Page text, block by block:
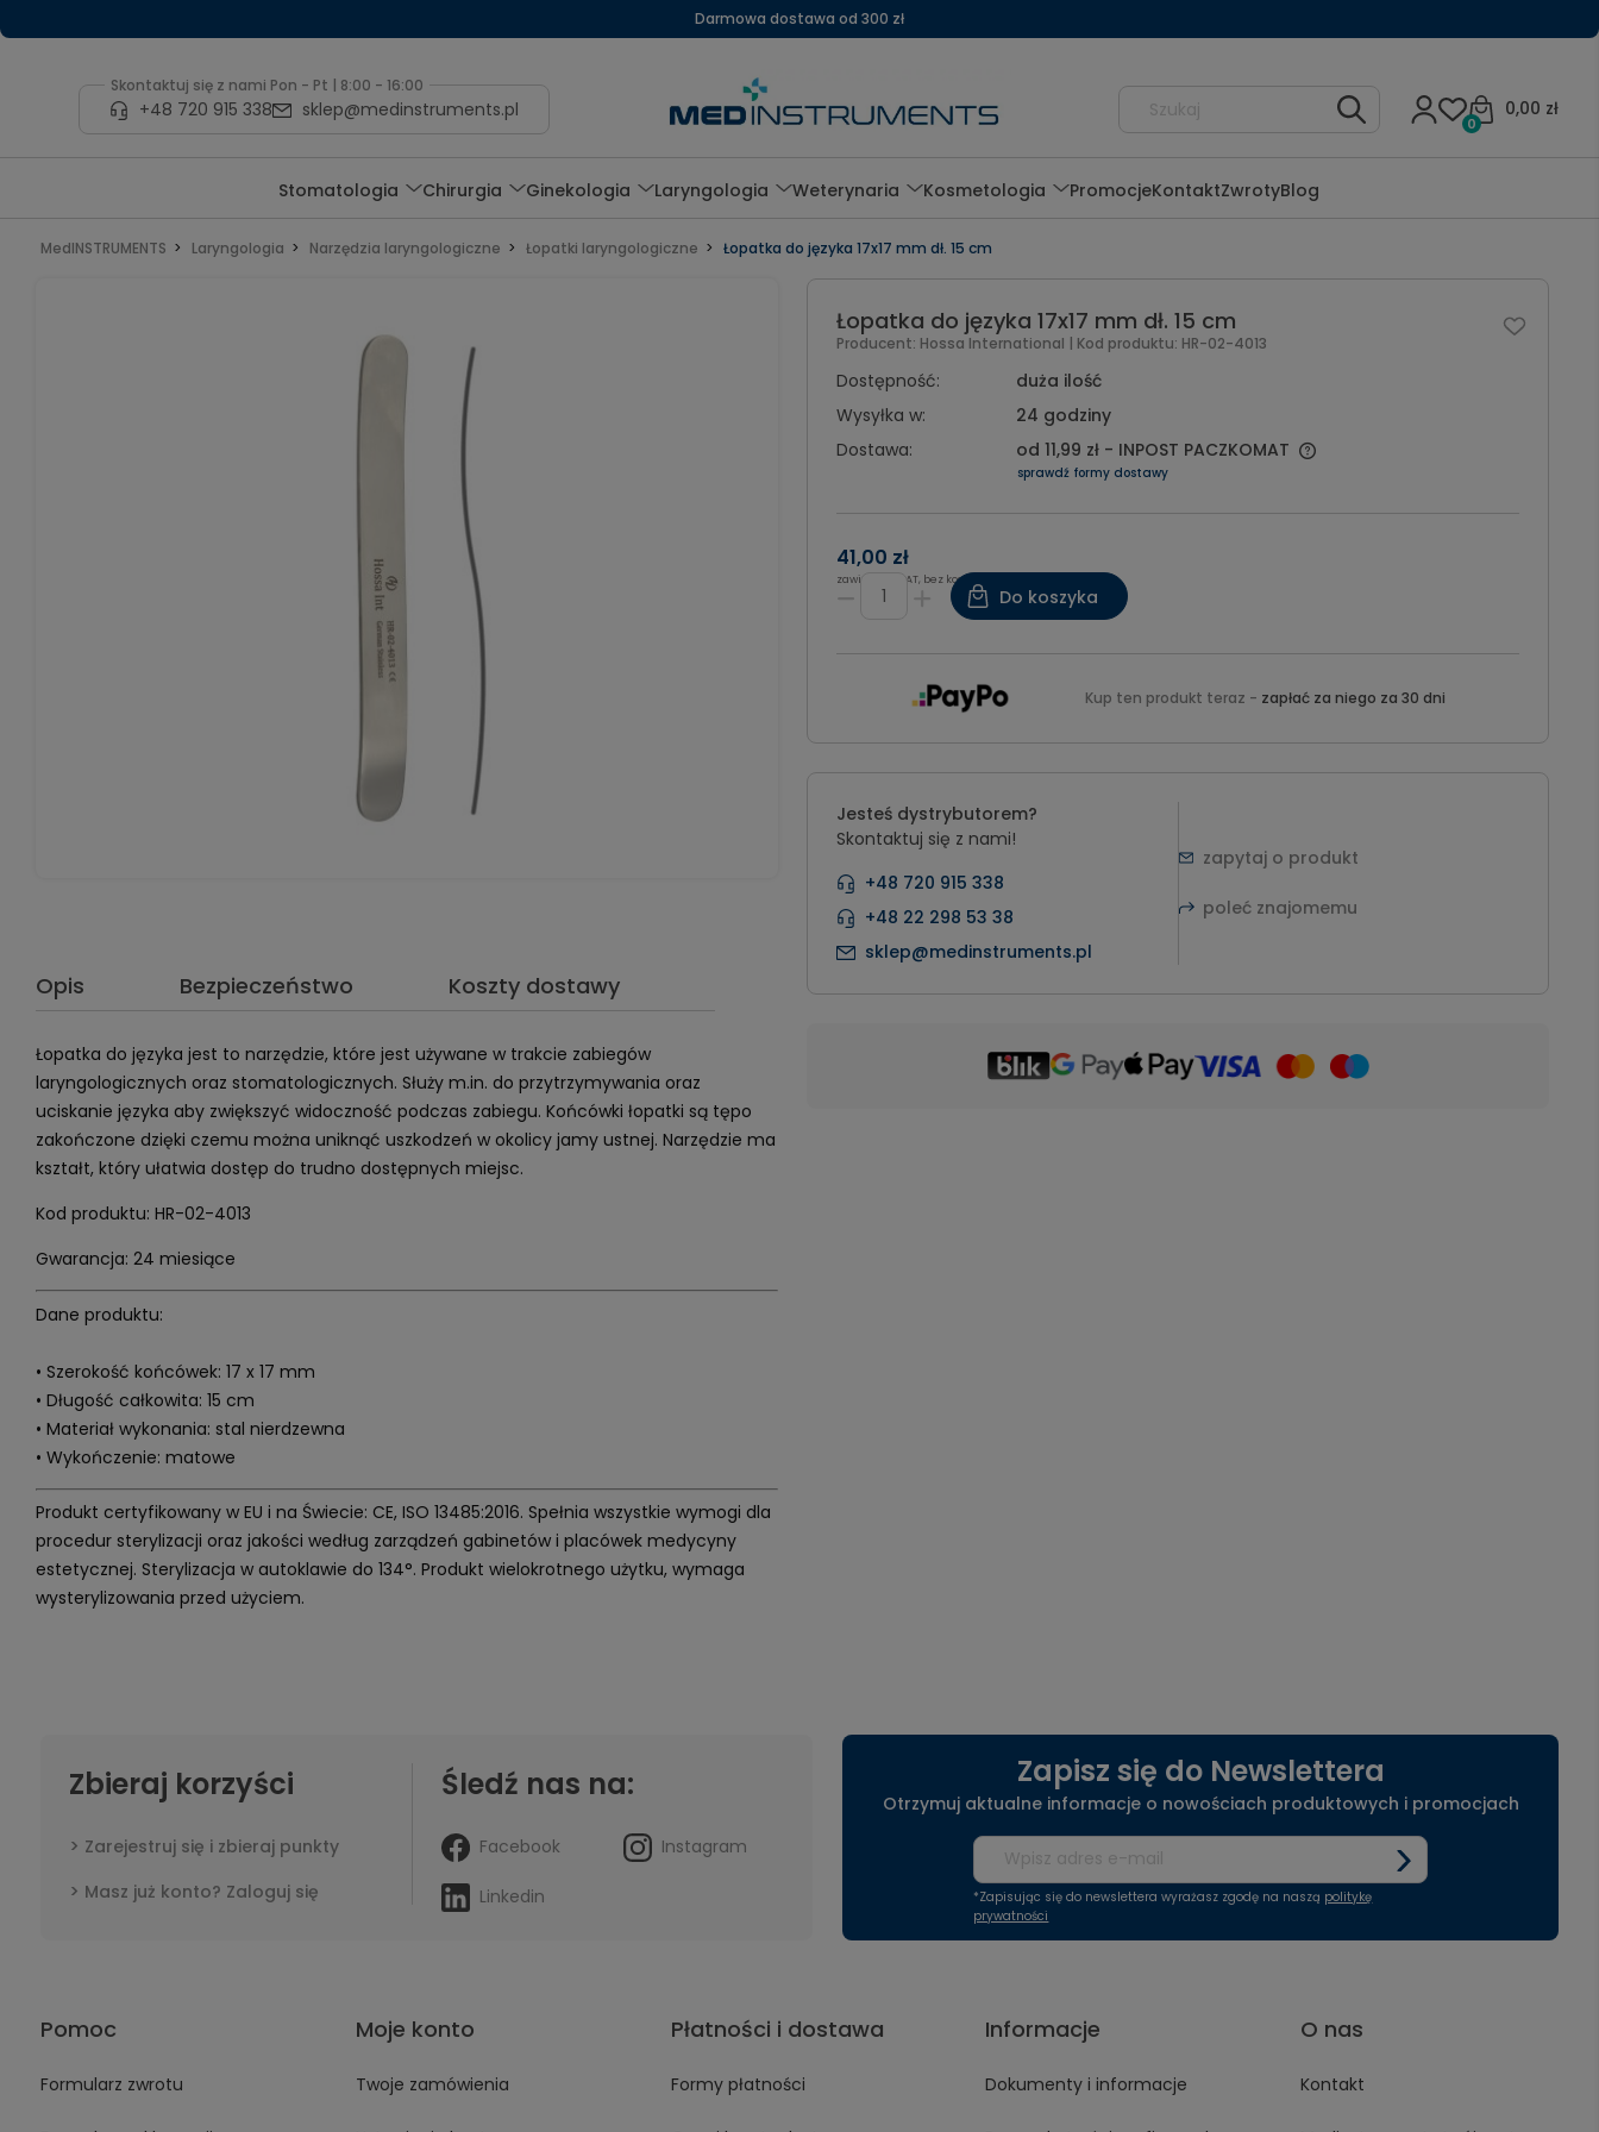
Darmowa dostawa od 300 zł
Skontaktuj się z nami Pon - Pt | 8:00 - 16:00
+48 720 915 338 sklep@medinstruments.pl 0,00 zł
0
Stomatologia Chirurgia Ginekologia Laryngologia Weterynaria Kosmetologia PromocjeKontaktZwrotyBlog
MedINSTRUMENTS Laryngologia Narzędzia laryngologiczne Łopatki laryngologiczne Łopatka do języka 17x17 mm dł. 15 cm
Opis Bezpieczeństwo Koszty dostawy
Łopatka do języka jest to narzędzie, które jest używane w trakcie zabiegów
laryngologicznych oraz stomatologicznych. Służy m.in. do przytrzymywania oraz
uciskanie języka aby zwiększyć widoczność podczas zabiegu. Końcówki łopatki są tępo
zakończone dzięki czemu można uniknąć uszkodzeń w okolicy jamy ustnej. Narzędzie ma
kształt, który ułatwia dostęp do trudno dostępnych miejsc.
Kod produktu: HR-02-4013
Gwarancja: 24 miesiące
Dane produktu:
• Szerokość końcówek: 17 x 17 mm
• Długość całkowita: 15 cm
• Materiał wykonania: stal nierdzewna
• Wykończenie: matowe
Produkt certyfikowany w EU i na Świecie: CE, ISO 13485:2016. Spełnia wszystkie wymogi dla
procedur sterylizacji oraz jakości według zarządzeń gabinetów i placówek medycyny
estetycznej. Sterylizacja w autoklawie do 134°. Produkt wielokrotnego użytku, wymaga
wysterylizowania przed użyciem.
Łopatka do języka 17x17 mm dł. 15 cm
Producent: Hossa International | Kod produktu: HR-02-4013
Dostępność:
duża ilość
Wysyłka w:
24 godziny
Dostawa:
od 11,99 zł - INPOST PACZKOMAT
sprawdź formy dostawy
41,00 zł
zawiera 8% VAT, bez kosztów dostawy
Do koszyka
Kup ten produkt teraz - zapłać za niego za 30 dni
Jesteś dystrybutorem?
Skontaktuj się z nami!
+48 720 915 338
+48 22 298 53 38
sklep@medinstruments.pl
zapytaj o produkt
poleć znajomemu
Zbieraj korzyści
Zarejestruj się i zbieraj punkty
Masz już konto? Zaloguj się
Śledź nas na:
Facebook Instagram
Linkedin
Zapisz się do Newslettera
Otrzymuj aktualne informacje o nowościach produktowych i promocjach
*Zapisując się do newslettera wyrażasz zgodę na naszą politykę
prywatności
Pomoc
Formularz zwrotu
Moje konto
Twoje zamówienia
Płatności i dostawa
Formy płatności
Informacje
Dokumenty i informacje
O nas
Kontakt